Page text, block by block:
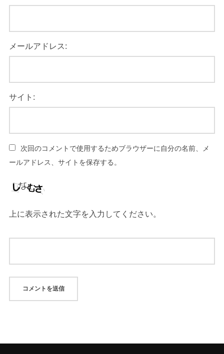
メールアドレス:
サイト:
次回のコメントで使用するためブラウザーに自分の名前、メ
ールアドレス、サイトを保存する。
上に表示された文字を入力してください。